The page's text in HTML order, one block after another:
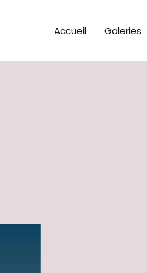
Accueil Galeries